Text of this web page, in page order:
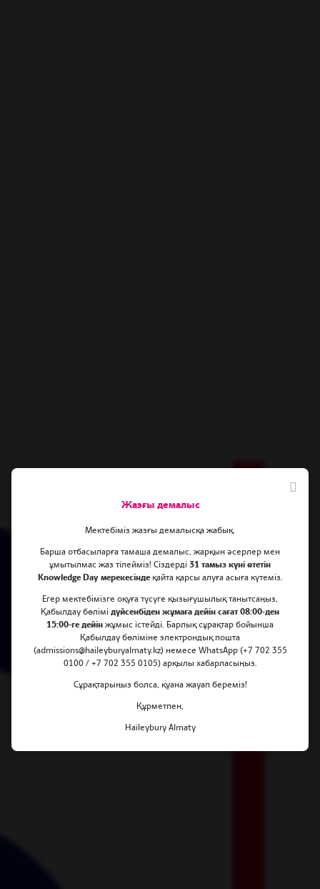
Руйхан мен Мерейлі деген
біздің дарынды
оқушыларымызды таңғажайып
жетістіктерімен құттықтаймыз!
Жазғы демалыс
Мектебіміз жазғы демалысқа жабық.
Барша отбасыларға тамаша демалыс, жарқын әсерлер мен
ұмытылмас жаз тілейміз! Сіздерді 31 тамыз күні өтетін
Knowledge Day мерекесіндеқайта қарсы алуға асыға күтеміз.
Егер мектебімізге оқуға түсуге қызығушылық танытсаңыз,
Қабылдау бөлімі дүйсенбіден жұмаға дейін сағат 08:00-ден
15:00-ге дейін жұмыс істейді. Барлық сұрақтар бойынша
Қабылдау бөліміне электрондық пошта
(admissions@haileyburyalmaty.kz) немесе WhatsApp (+7 702 355
0100 / +7 702 355 0105) арқылы хабарласыңыз.
Сұрақтарыңыз болса, қуана жауап береміз!
Құрметпен,
Haileybury Almaty